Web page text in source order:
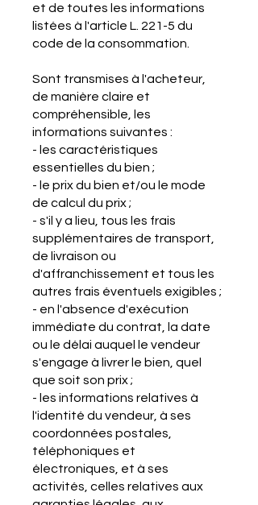
et de toutes les informations
listées à l'article L. 221-5 du
code de la consommation.
Sont transmises à l'acheteur,
de manière claire et
compréhensible, les
informations suivantes :
- les caractéristiques
essentielles du bien ;
- le prix du bien et/ou le mode
de calcul du prix ;
- s'il y a lieu, tous les frais
supplémentaires de transport,
de livraison ou
d'affranchissement et tous les
autres frais éventuels exigibles ;
- en l'absence d'exécution
immédiate du contrat, la date
ou le délai auquel le vendeur
s'engage à livrer le bien, quel
que soit son prix ;
- les informations relatives à
l'identité du vendeur, à ses
coordonnées postales,
téléphoniques et
électroniques, et à ses
activités, celles relatives aux